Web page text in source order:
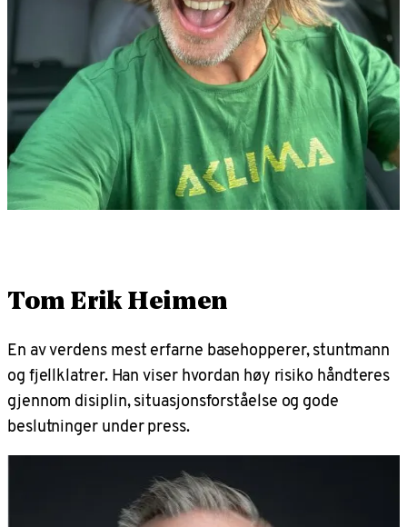
Tom Erik Heimen
En av verdens mest erfarne basehopperer, stuntmann
og fjellklatrer. Han viser hvordan høy risiko håndteres
gjennom disiplin, situasjonsforståelse og gode
beslutninger under press.